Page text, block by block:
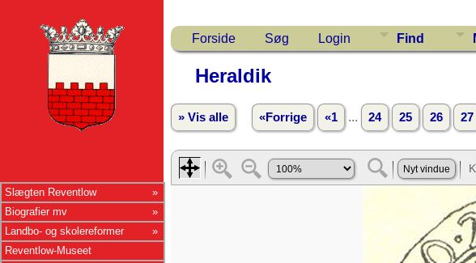
Slægten Reventlow
Biografier mv
Landbo- og skolereformer
Reventlow-Museet
Forside Søg Login Find
Heraldik
» Vis alle «Forrige «1 ... 24 25 26 27